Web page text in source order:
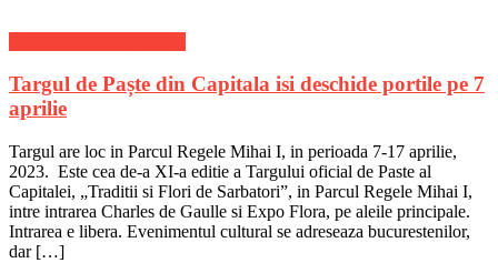
Targul de Paște din Capitala isi deschide portile pe 7
aprilie
Targul are loc in Parcul Regele Mihai I, in perioada 7-17 aprilie,
2023. Este cea de-a XI-a editie a Targului oficial de Paste al
Capitalei, „Traditii si Flori de Sarbatori”, in Parcul Regele Mihai I,
intre intrarea Charles de Gaulle si Expo Flora, pe aleile principale.
Intrarea e libera. Evenimentul cultural se adreseaza bucurestenilor,
dar […]